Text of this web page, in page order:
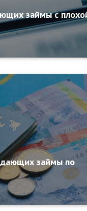
займы с
займы по